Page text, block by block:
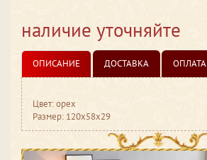
наличие уточняйте
ОПИСАНИЕ ДОСТАВКА ОПЛАТА
Цвет: орех
Размер: 120x58x29